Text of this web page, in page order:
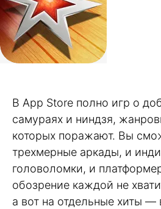
В App Store полно игр о
самураях и ниндзя,
которых поражают. Вы
трехмерные аркады, и
головоломки, и
обозрение каждой не
а вот на отдельные хиты —